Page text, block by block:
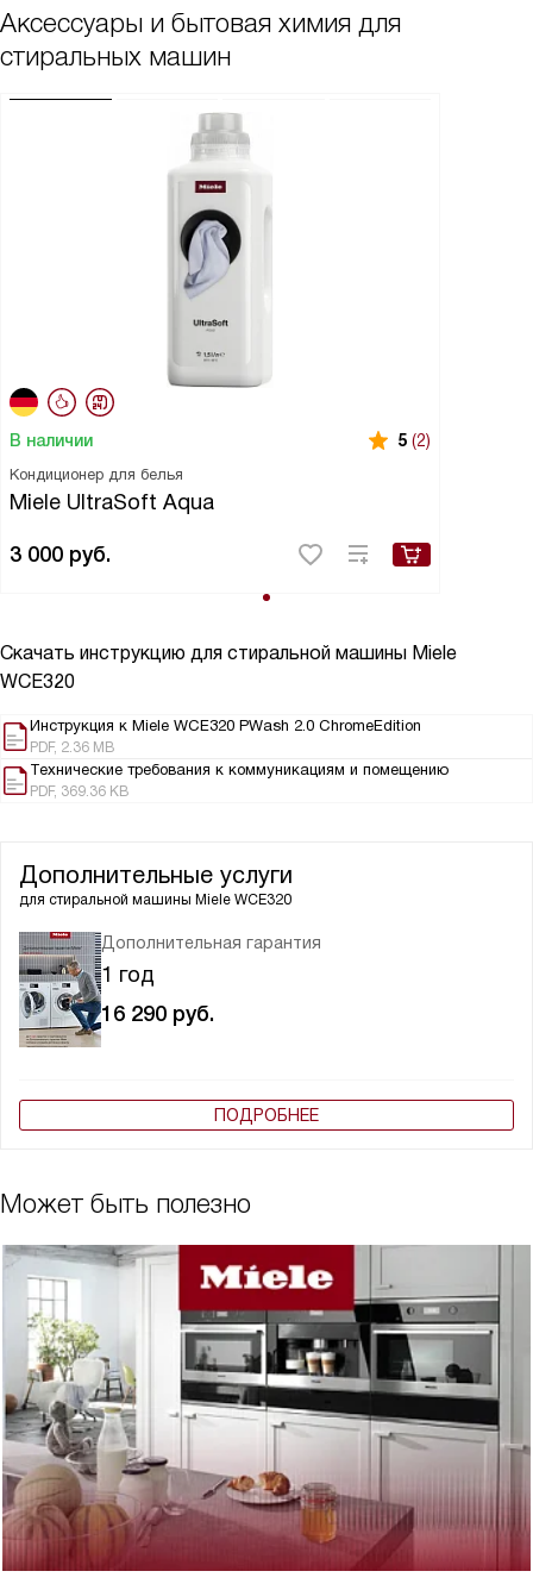
Аксессуары и бытовая химия для
стиральных машин
В наличии 5 (2)
Кондиционер для белья
Miele UltraSoft Aqua
3 000 руб.
Скачать инструкцию для стиральной машины Miele
WCE320
Инструкция к Miele WCE320 PWash 2.0 ChromeEdition
PDF, 2.36 MB
Технические требования к коммуникациям и помещению
PDF, 369.36 KB
Дополнительные услуги
для стиральной машины Miele WCE320
Дополнительная гарантия
1 год
16 290 руб.
ПОДРОБНЕЕ
Может быть полезно